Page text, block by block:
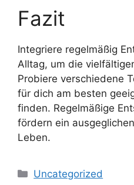
Fazit
Integriere regelmäßig
Alltag, um die
Probiere verschiedene
für dich am besten
finden. Regelmäßige
fördern ein
Leben.
Kategorien
Uncategorized